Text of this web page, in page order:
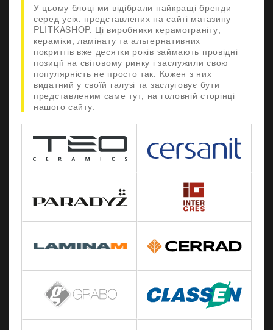
У цьому блоці ми відібрали найкращі бренди
серед усіх, представлених на сайті магазину
PLITKASHOP. Ці виробники керамограніту,
кераміки, ламінату та альтернативних
покриттів вже десятки років займають провідні
позиції на світовому ринку і заслужили свою
популярність не просто так. Кожен з них
видатний у своїй галузі та заслуговує бути
представленим саме тут, на головній сторінці
нашого сайту.